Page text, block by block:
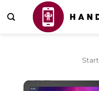
Inhalt
Start